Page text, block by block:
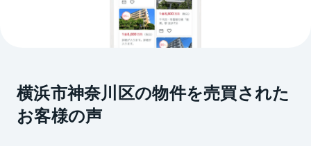
横浜市神奈川区の物件を売買された
お客様の声